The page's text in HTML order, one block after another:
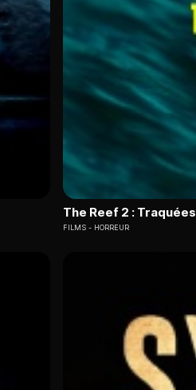
The Reef 2 : Traquées
FILMS HORREUR